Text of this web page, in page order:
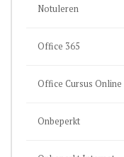
Notuleren
Office 365
Office Cursus Online
Onbeperkt